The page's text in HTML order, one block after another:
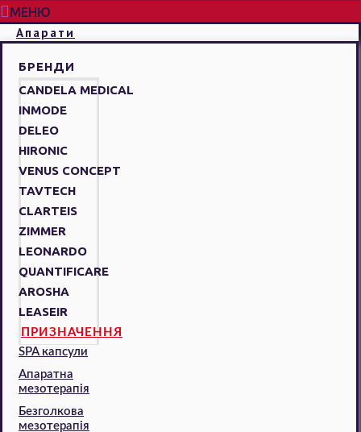
МЕНЮ
Апарати
БРЕНДИ
CANDELA MEDICAL
INMODE
DELEO
HIRONIC
VENUS CONCEPT
TAVTECH
CLARTEIS
ZIMMER
LEONARDO
QUANTIFICARE
AROSHA
LEASEIR
ПРИЗНАЧЕННЯ
SPA капсули
Апаратна
мезотерапія
Безголкова
мезотерапія